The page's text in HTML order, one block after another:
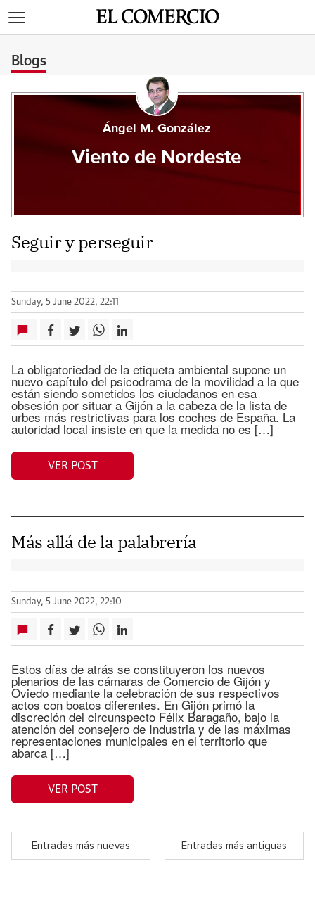
Blogs
Ángel M. González
Viento de Nordeste
Seguir y perseguir
Sunday, 5 June 2022, 22:11
La obligatoriedad de la etiqueta ambiental supone un
nuevo capítulo del psicodrama de la movilidad a la que
están siendo sometidos los ciudadanos en esa
obsesión por situar a Gijón a la cabeza de la lista de
urbes más restrictivas para los coches de España. La
autoridad local insiste en que la medida no es […]
VER POST
Más allá de la palabrería
Sunday, 5 June 2022, 22:10
Estos días de atrás se constituyeron los nuevos
plenarios de las cámaras de Comercio de Gijón y
Oviedo mediante la celebración de sus respectivos
actos con boatos diferentes. En Gijón primó la
discreción del circunspecto Félix Baragaño, bajo la
atención del consejero de Industria y de las máximas
representaciones municipales en el territorio que
abarca […]
VER POST
Entradas más nuevas Entradas más antiguas